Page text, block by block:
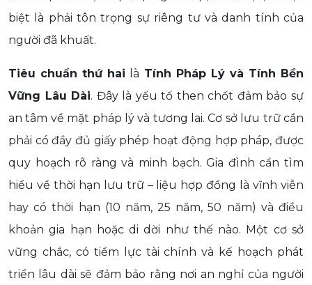
biệt là phải tôn trọng sự riêng tư và danh tính của
người đã khuất.
Tiêu chuẩn thứ hai là Tính Pháp Lý và Tính Bền
Vững Lâu Dài. Đây là yếu tố then chốt đảm bảo sự
an tâm về mặt pháp lý và tương lai. Cơ sở lưu trữ cần
phải có đầy đủ giấy phép hoạt động hợp pháp, được
quy hoạch rõ ràng và minh bạch. Gia đình cần tìm
hiểu về thời hạn lưu trữ – liệu hợp đồng là vĩnh viễn
hay có thời hạn (10 năm, 25 năm, 50 năm) và điều
khoản gia hạn hoặc di dời như thế nào. Một cơ sở
vững chắc, có tiềm lực tài chính và kế hoạch phát
triển lâu dài sẽ đảm bảo rằng nơi an nghỉ của người